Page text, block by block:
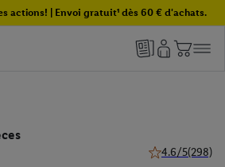
actions! | Envoi gratuit¹ dès 60 € d'achats.
4.6/5(298)